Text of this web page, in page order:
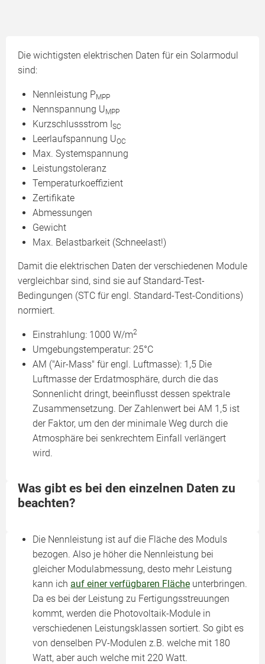
Die wichtigsten elektrischen Daten für ein Solarmodul
sind:
Nennleistung PMPP
Nennspannung UMPP
Kurzschlussstrom ISC
Leerlaufspannung UOC
Max. Systemspannung
Leistungstoleranz
Temperaturkoeffizient
Zertifikate
Abmessungen
Gewicht
Max. Belastbarkeit (Schneelast!)
Damit die elektrischen Daten der verschiedenen Module
vergleichbar sind, sind sie auf Standard-Test-
Bedingungen (STC für engl. Standard-Test-Conditions)
normiert.
Einstrahlung: 1000 W/m2
Umgebungstemperatur: 25°C
AM ("Air-Mass" für engl. Luftmasse): 1,5 Die
Luftmasse der Erdatmosphäre, durch die das
Sonnenlicht dringt, beeinflusst dessen spektrale
Zusammensetzung. Der Zahlenwert bei AM 1,5 ist
der Faktor, um den der minimale Weg durch die
Atmosphäre bei senkrechtem Einfall verlängert
wird.
Was gibt es bei den einzelnen Daten zu
beachten?
Die Nennleistung ist auf die Fläche des Moduls
bezogen. Also je höher die Nennleistung bei
gleicher Modulabmessung, desto mehr Leistung
kann ich auf einer verfügbaren Fläche unterbringen.
Da es bei der Leistung zu Fertigungsstreuungen
kommt, werden die Photovoltaik-Module in
verschiedenen Leistungsklassen sortiert. So gibt es
von denselben PV-Modulen z.B. welche mit 180
Watt, aber auch welche mit 220 Watt.